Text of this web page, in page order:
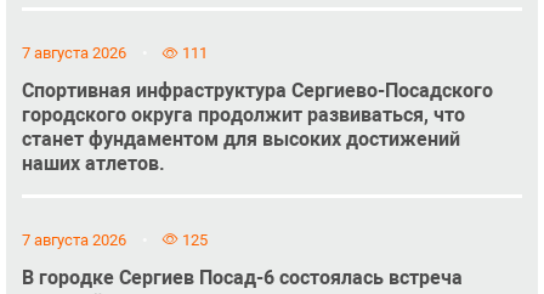
7 августа 2026 111
Спортивная инфраструктура Сергиево-Посадского
городского округа продолжит развиваться, что
станет фундаментом для высоких достижений
наших атлетов.
7 августа 2026 125
В городке Сергиев Посад-6 состоялась встреча